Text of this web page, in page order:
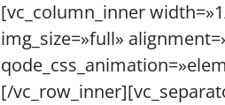
[vc_column_inner
img_size=»full»
[/